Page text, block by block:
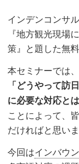
インデンコンサ
『地方観光現場
策』と題した無
本セミナーでは、
「どうやって訪
に必要な対応とは
ことによって、
だければと思いま
今回はインバウ